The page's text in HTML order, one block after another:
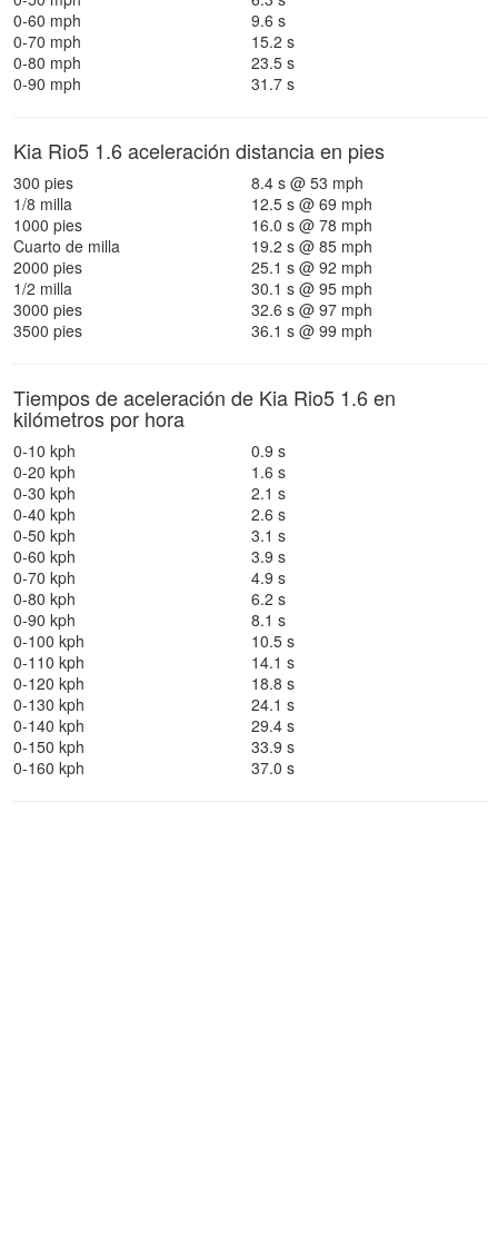
0-60 mph
9.6 s
0-70 mph
15.2 s
0-80 mph
23.5 s
0-90 mph
31.7 s
Kia Rio5 1.6 aceleración distancia en pies
300 pies
8.4 s @ 53 mph
1/8 milla
12.5 s @ 69 mph
1000 pies
16.0 s @ 78 mph
Cuarto de milla
19.2 s @ 85 mph
2000 pies
25.1 s @ 92 mph
1/2 milla
30.1 s @ 95 mph
3000 pies
32.6 s @ 97 mph
3500 pies
36.1 s @ 99 mph
Tiempos de aceleración de Kia Rio5 1.6 en
kilómetros por hora
0-10 kph
0.9 s
0-20 kph
1.6 s
0-30 kph
2.1 s
0-40 kph
2.6 s
0-50 kph
3.1 s
0-60 kph
3.9 s
0-70 kph
4.9 s
0-80 kph
6.2 s
0-90 kph
8.1 s
0-100 kph
10.5 s
0-110 kph
14.1 s
0-120 kph
18.8 s
0-130 kph
24.1 s
0-140 kph
29.4 s
0-150 kph
33.9 s
0-160 kph
37.0 s